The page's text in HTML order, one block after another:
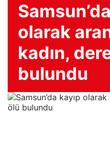
olarak
kadın,
bulundu